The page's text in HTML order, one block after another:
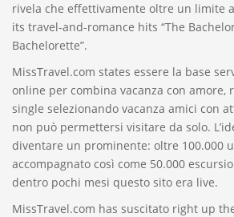
rivela che effettivamente oltre un limite
its travel-and-romance hits “The
Bachelorette”.
MissTravel.com states essere la base
online per combina vacanza con amore,
single selezionando vacanza amici con
non può permettersi visitare da solo.
diventare un prominente: oltre 100.000
accompagnato così come 50.000
dentro pochi mesi questo sito era live.
MissTravel.com has suscitato right up